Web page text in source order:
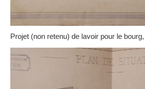
Projet (non retenu) de lavoir pour le